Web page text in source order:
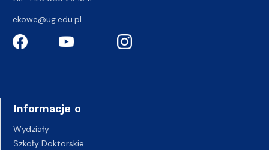
ekowe@ug.edu.pl
Informacje o
Wydziały
Szkoły Doktorskie